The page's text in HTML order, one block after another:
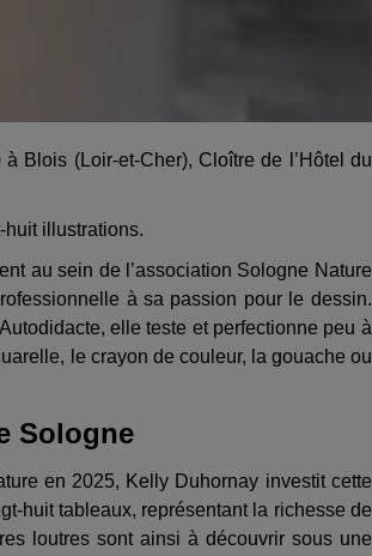
Blois (Loir-et-Cher), Cloître de l’Hôtel du
huit illustrations.
au sein de l’association Sologne Nature
à sa passion pour le dessin.
elle teste et perfectionne peu à
le crayon de couleur, la gouache ou
Sologne
en 2025, Kelly Duhornay investit cette
huit tableaux, représentant la richesse de
loutres sont ainsi à découvrir sous une